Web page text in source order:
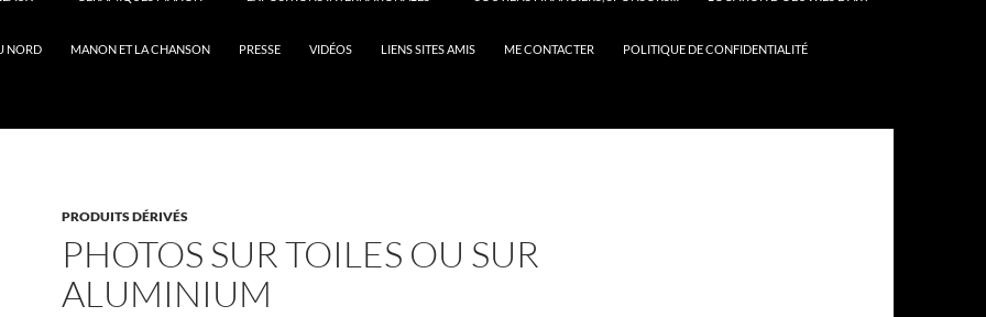
NORD MANON ET LA CHANSON PRESSE VIDÉOS LIENS SITES AMIS ME CONTACTER POLITIQUE DE CONFIDENTIALITÉ
PRODUITS DÉRIVÉS
PHOTOS SUR TOILES OU SUR
ALUMINIUM